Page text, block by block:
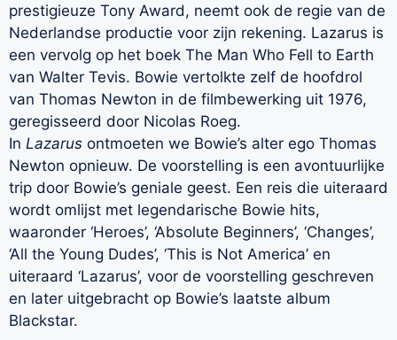
prestigieuze Tony Award, neemt ook de regie van de
Nederlandse productie voor zijn rekening. Lazarus is
een vervolg op het boek The Man Who Fell to Earth
van Walter Tevis. Bowie vertolkte zelf de hoofdrol
van Thomas Newton in de filmbewerking uit 1976,
geregisseerd door Nicolas Roeg.
In Lazarus ontmoeten we Bowie’s alter ego Thomas
Newton opnieuw. De voorstelling is een avontuurlijke
trip door Bowie’s geniale geest. Een reis die uiteraard
wordt omlijst met legendarische Bowie hits,
waaronder ‘Heroes’, ‘Absolute Beginners’, ‘Changes’,
‘All the Young Dudes’, ‘This is Not America’ en
uiteraard ‘Lazarus’, voor de voorstelling geschreven
en later uitgebracht op Bowie’s laatste album
Blackstar.